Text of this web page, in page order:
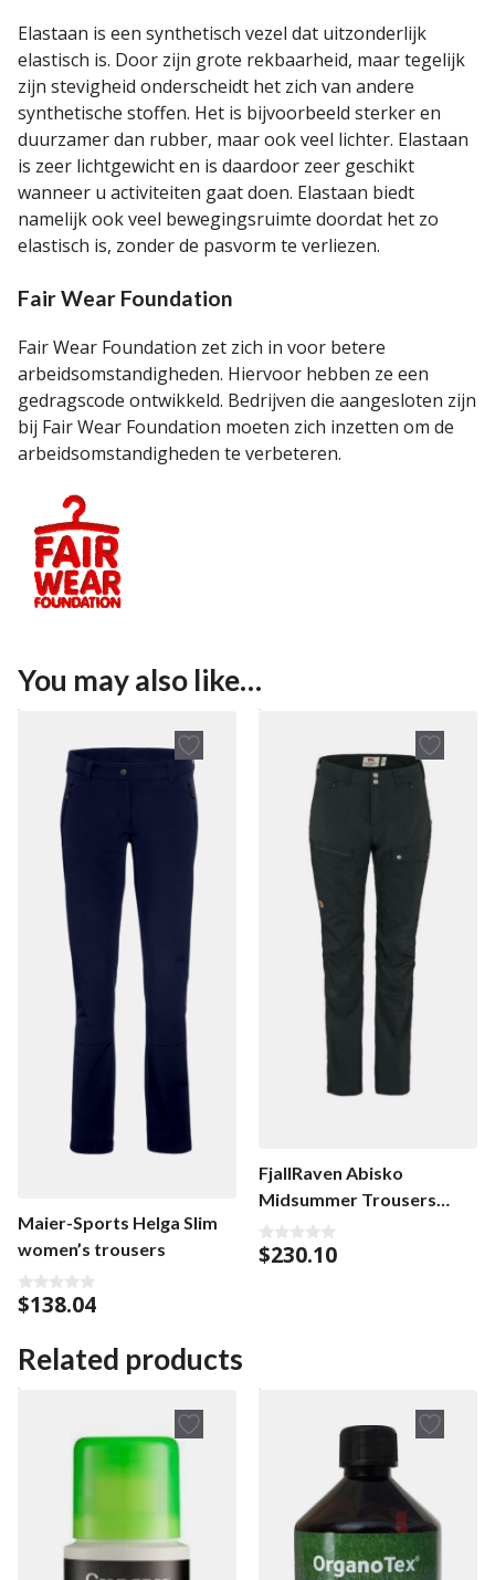
Elastaan is een synthetisch vezel dat uitzonderlijk
elastisch is. Door zijn grote rekbaarheid, maar tegelijk
zijn stevigheid onderscheidt het zich van andere
synthetische stoffen. Het is bijvoorbeeld sterker en
duurzamer dan rubber, maar ook veel lichter. Elastaan
is zeer lichtgewicht en is daardoor zeer geschikt
wanneer u activiteiten gaat doen. Elastaan biedt
namelijk ook veel bewegingsruimte doordat het zo
elastisch is, zonder de pasvorm te verliezen.
Fair Wear Foundation
Fair Wear Foundation zet zich in voor betere
arbeidsomstandigheden. Hiervoor hebben ze een
gedragscode ontwikkeld. Bedrijven die aangesloten zijn
bij Fair Wear Foundation moeten zich inzetten om de
arbeidsomstandigheden te verbeteren.
You may also like…
Maier-Sports Helga Slim
women’s trousers
0
o
t
o
5
$138.04
FjallRaven Abisko
Midsummer Trousers
regular women’s trousers
0
o
$230.10
Related products